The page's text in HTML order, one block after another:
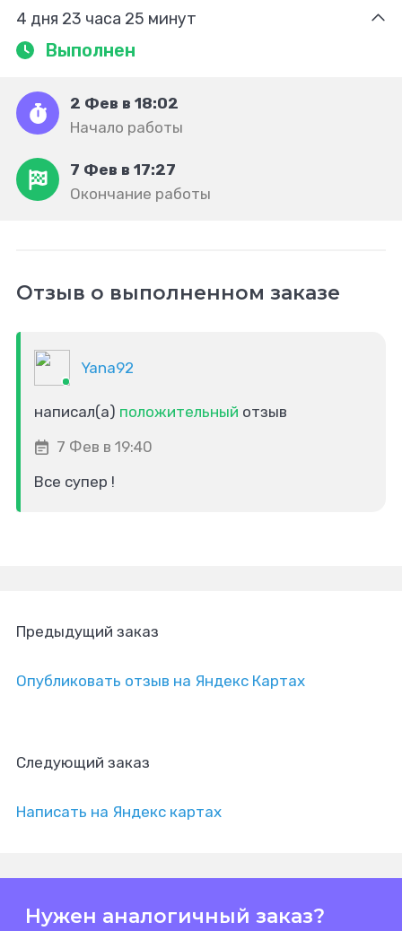
4 дня 23 часа 25 минут
Выполнен
2 Фев в 18:02
Начало работы
7 Фев в 17:27
Окончание работы
Отзыв о выполненном заказе
Yana92
написал(а) положительный отзыв
7 Фев в 19:40
Все супер !
Предыдущий заказ
Опубликовать отзыв на Яндекс Картах
Следующий заказ
Написать на Яндекс картах
Нужен аналогичный заказ?